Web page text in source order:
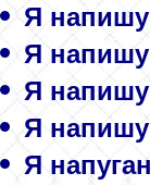
Я
Я напишу
Я напишу
Я напишу
Я